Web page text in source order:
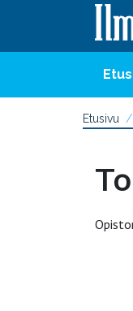
Etusivu